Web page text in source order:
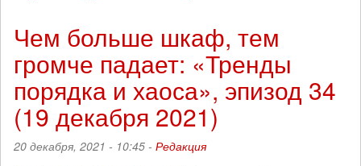
партизанам
оглашен
22
декабря
Чем больше шкаф, тем
громче падает: «Тренды
порядка и хаоса», эпизод 34
(19 декабря 2021)
20 декабря, 2021 - 10:45 - Редакция